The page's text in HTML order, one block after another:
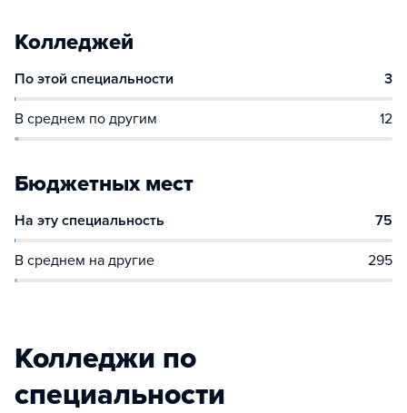
Колледжей
По этой специальности 3
В среднем по другим 12
Бюджетных мест
На эту специальность 75
В среднем на другие 295
Колледжи по
специальности